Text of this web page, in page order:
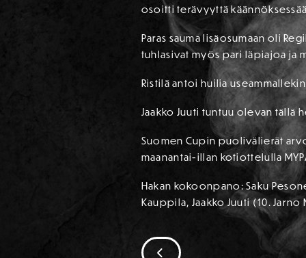
osoitti terävyyttä
Paras sauma lisäosumaan oli
tuhlasivat myös pari läpiajoa ja
Ristilä antoi huilia
Jaakko Juuti tuntuu olevan tällä
Suomen Cupin puolivälierät
maanantai-illan kotiottelulla
Hakan kokoonpano: Saku
Kauppila, Jaakko Juuti (10.
SIIRRY EDELLISEEN